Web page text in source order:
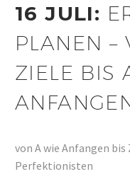
16 JULI:
PLANEN –
ZIELE BIS
von A wie Anfangen
Perfektionisten